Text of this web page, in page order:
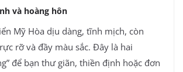
và hoàng hôn
Mỹ Hòa dịu dàng, tĩnh mịch, còn
rỡ và đầy màu sắc. Đây là hai
để bạn thư giãn, thiền định hoặc đơn